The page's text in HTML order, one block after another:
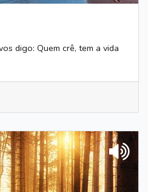
digo: Quem crê, tem a vida